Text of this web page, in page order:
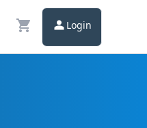
Login